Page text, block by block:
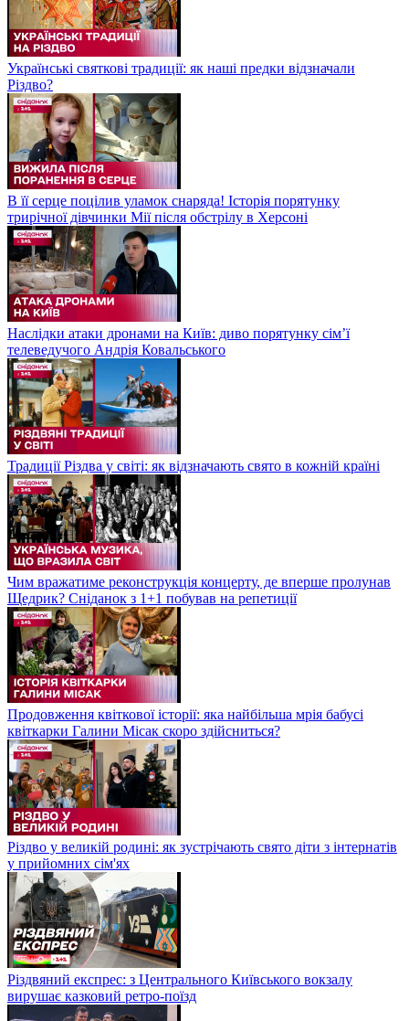
Українські святкові традиції: як наші предки відзначали
Різдво?
В її серце поцілив уламок снаряда! Історія порятунку
трирічної дівчинки Мії після обстрілу в Херсоні
Наслідки атаки дронами на Київ: диво порятунку сім’ї
телеведучого Андрія Ковальського
Традиції Різдва у світі: як відзначають свято в кожній країні
Чим вражатиме реконструкція концерту, де вперше пролунав
Щедрик? Сніданок з 1+1 побував на репетиції
Продовження квіткової історії: яка найбільша мрія бабусі
квіткарки Галини Місак скоро здійсниться?
Різдво у великій родині: як зустрічають свято діти з інтернатів
у прийомних сім'ях
Різдвяний експрес: з Центрального Київського вокзалу
вирушає казковий ретро-поїзд